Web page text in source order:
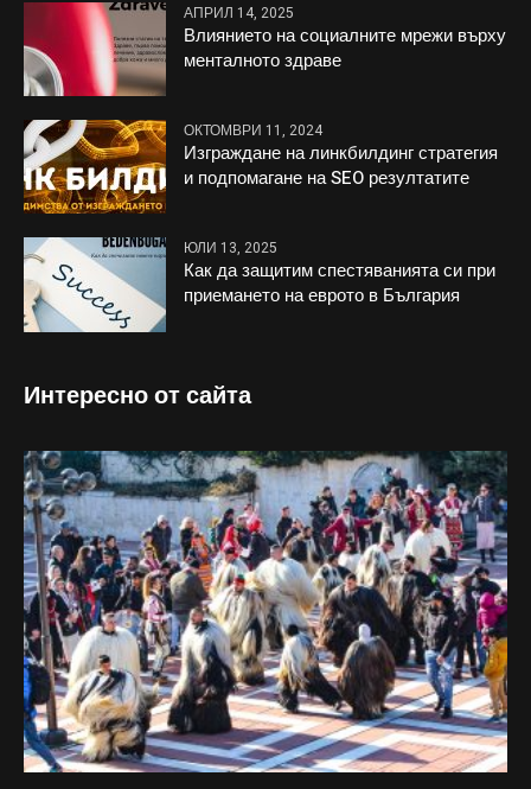
АПРИЛ 14, 2025
Влиянието на социалните мрежи върху
менталното здраве
ОКТОМВРИ 11, 2024
Изграждане на линкбилдинг стратегия
и подпомагане на SEO резултатите
ЮЛИ 13, 2025
Как да защитим спестяванията си при
приемането на еврото в България
Интересно от сайта